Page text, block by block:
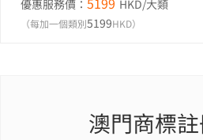
優惠服務價： HKD/大類
（每加一個類別5199HKD）
澳門商標